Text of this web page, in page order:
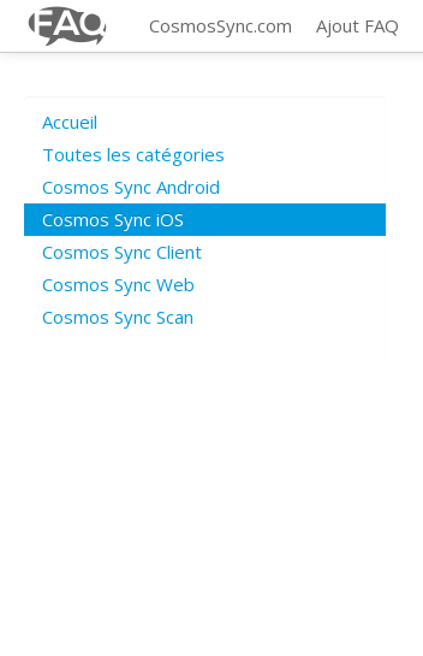
CosmosSync.com Ajout FAQ
Accueil
Toutes les catégories
Cosmos Sync Android
Cosmos Sync iOS
Cosmos Sync Client
Cosmos Sync Web
Cosmos Sync Scan